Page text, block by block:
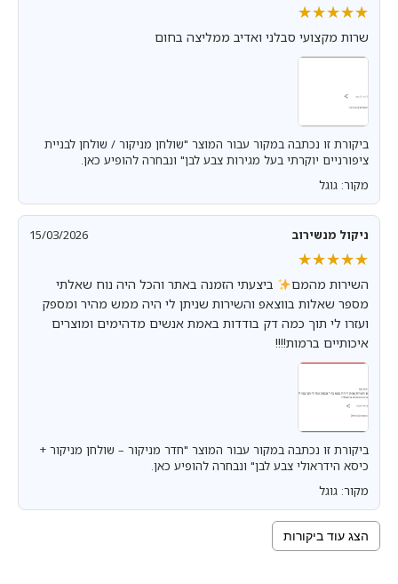
★★★★★
★★★★★
שרות מקצועי סבלני ואדיב ממליצה בחום
ביקורת זו נכתבה במקור עבור המוצר "שולחן מניקור / שולחן לבניית
ציפורניים יוקרתי בעל מגירות צבע לבן" ונבחרה להופיע כאן.
מקור: גוגל
ניקול מנשירוב 15/03/2026
★★★★★
★★★★★
השירות מהמם
ביצעתי הזמנה באתר והכל היה נוח שאלתי
מספר שאלות בווצאפ והשירות שניתן לי היה ממש מהיר ומספק
ועזרו לי תוך כמה דק בודדות באמת אנשים מדהימים ומוצרים
איכותיים ברמות!!!!
ביקורת זו נכתבה במקור עבור המוצר "חדר מניקור – שולחן מניקור +
כיסא הידראולי צבע לבן" ונבחרה להופיע כאן.
מקור: גוגל
הצג עוד ביקורות